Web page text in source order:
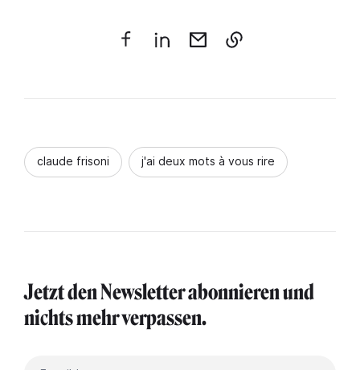
claude frisoni j'ai deux mots à vous rire
Jetzt den Newsletter abonnieren und
nichts mehr verpassen.